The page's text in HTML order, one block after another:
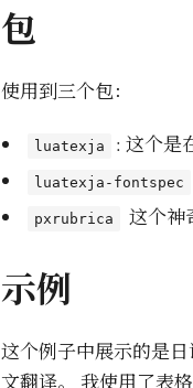
包
使用到三个包：
luatexja : 这个是
luatexja-fontspec
pxrubrica 这个神
示例
这个例子中展示的是
文翻译。 我使用了表